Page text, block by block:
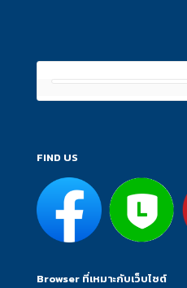
FIND US
Browser ที่เหมาะกับเว็บไซต์